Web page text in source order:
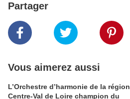
Partager
Vous aimerez aussi
L’Orchestre d’harmonie de la région
Centre-Val de Loire champion du